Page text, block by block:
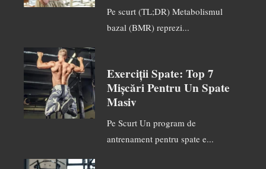
Pe scurt (TL;DR) Metabolismul
bazal (BMR) reprezi...
Exerciții Spate: Top 7
Mișcări Pentru Un Spate
Masiv
Pe Scurt Un program de
antrenament pentru spate e...